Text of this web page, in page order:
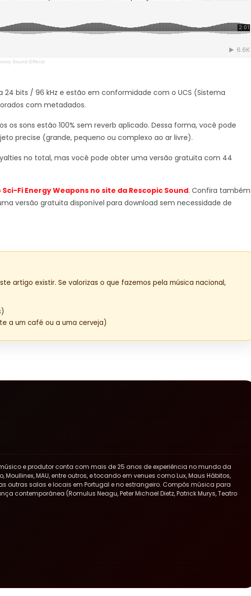
Sound Effects
bits / 96 kHz e estão em conformidade com o UCS (Sistema
com metadados.
os sons estão 100% sem reverb aplicado. Dessa forma, você pode
precise (grande, pequeno ou complexo ao ar livre).
no total, mas você pode obter uma versão gratuita com 44
Fi Energy Weapons no site da Rescopic Sound. Confira também
versão gratuita disponível para download sem necessidade de
artigo existir. Se valorizas o que fazemos pela música nacional,
a um café ou a uma cerveja)
e produtor conta com mais de 25 anos de experiência no mundo da
MAU, entre outros, e tocando em venues como Lux, Maus Hábitos,
outras salas e locais em Portugal e no estrangeiro. Compôs música para
contemporânea (Romulus Neagu, Peter Michael Dietz, Patrick Murys, Teatro